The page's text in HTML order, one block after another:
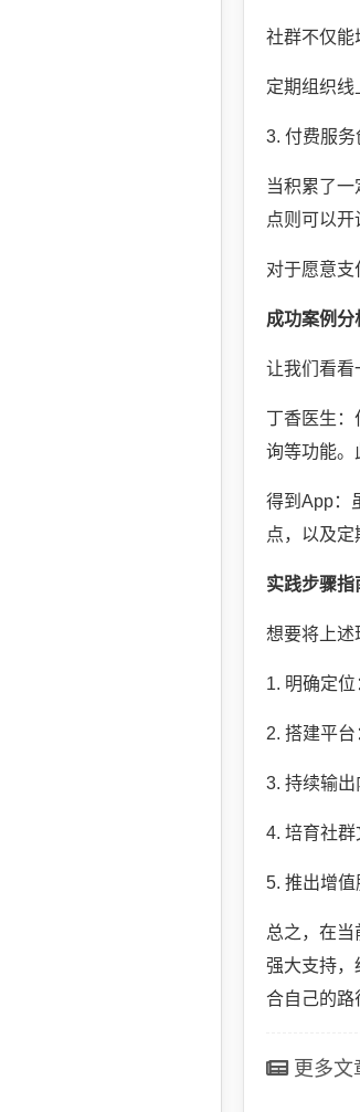
社群不仅能
定期组织线
3. 付费服务
当积累了
点则可以开
对于愿意支
成功案例分
让我们看看
丁香医生
询等功能。
得到App：
点，以及定
实践步骤指
想要将上述
1. 明确定
2. 搭建平
3. 持续输
4. 培育社
5. 推出增
总之，在
强大支持，
合自己的路
更多文